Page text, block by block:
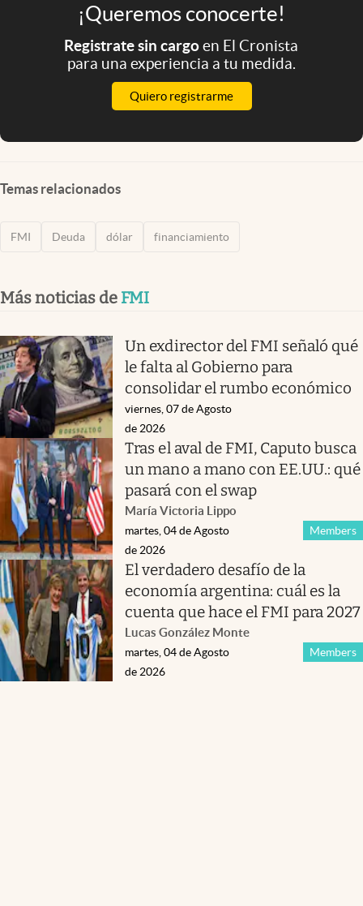
¡Queremos conocerte!
Registrate sin cargoen El Cronista
para una experiencia a tu medida.
Quiero registrarme
Temas relacionados
FMI Deuda dólar financiamiento
Más noticias de FMI
Un exdirector del FMI señaló qué
le falta al Gobierno para
consolidar el rumbo económico
viernes, 07 de Agosto
de 2026
Tras el aval de FMI, Caputo busca
un mano a mano con EE.UU.: qué
pasará con el swap
María Victoria Lippo
Members
martes, 04 de Agosto
de 2026
El verdadero desafío de la
economía argentina: cuál es la
cuenta que hace el FMI para 2027
Lucas González Monte
Members
martes, 04 de Agosto
de 2026